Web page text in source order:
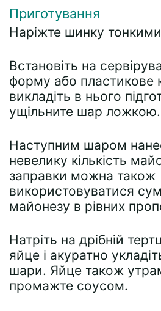
Приготування
Наріжте шинку
Встановіть на
форму або пластикове
викладіть в нього
ущільните шар ложкою.
Наступним шаром
невелику кількість
заправки можна також
використовуватися
майонезу в рівних
Натріть на дрібній
яйце і акуратно
шари. Яйце також
промажте соусом.